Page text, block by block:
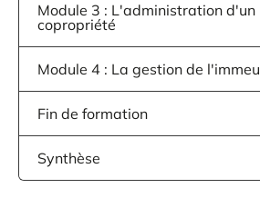
Module 3 : L'administration d'un
copropriété
Module 4 : La gestion de
Fin de formation
Synthèse